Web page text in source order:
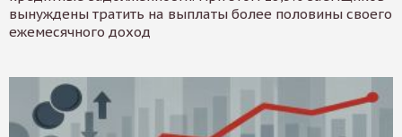
вынуждены тратить на выплаты более половины своего
ежемесячного доход